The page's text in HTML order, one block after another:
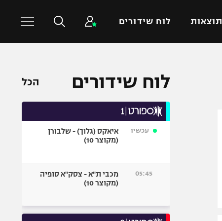
תוצאות לוח שידורים
כדורסל עולמי
כדורעף
שחייה
ספורט אולימפי
היאבקות WWE
לוח שידורים הכל
עכשיו
איאקס (גלוך) - שלבורן
(מקוצר 10)
05:45
מכבי ת"א - צסק"א סופיה
(מקוצר 10)